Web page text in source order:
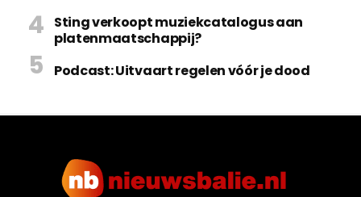
Sting verkoopt muziekcatalogus aan
platenmaatschappij?
Podcast: Uitvaart regelen vóór je dood